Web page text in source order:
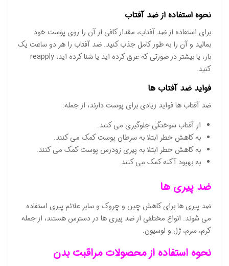
نحوه استفاده از ضد آفتاب
برای استفاده از ضد آفتاب، مقدار کافی از آن را روی پوست خود
بمالید و آن را به طور کامل جذب کنید. ضد آفتاب را هر دو ساعت یک
بار، یا بیشتر در صورتی که عرق کرده اید یا شنا کرده اید، reapply
کنید.
فواید ضد آفتاب ها
ضد آفتاب ها فواید زیادی برای پوست دارند، از جمله:
از آفتاب سوختگی جلوگیری می کنند.
به کاهش خطر ابتلا به سرطان پوست کمک می کنند.
به کاهش خطر ابتلا به پیری زودرس پوست کمک می کنند.
به بهبود آکنه کمک می کنند.
ضد پیری ها
ضد پیری ها برای کاهش چین و چروک و سایر علائم پیری استفاده
می شوند. انواع مختلفی از ضد پیری ها در دسترس هستند، از جمله
کرم، سرم، ژل و لوسیون.
نحوه استفاده از محصولات مراقبت بدن